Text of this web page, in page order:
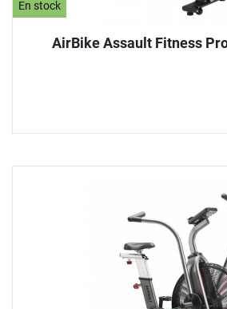
En stock
AirBike Assault Fitness